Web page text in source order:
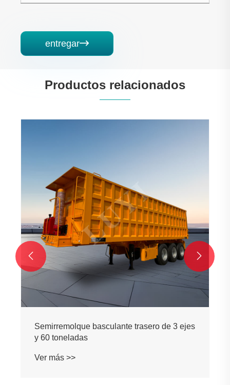
entregar
Productos relacionados
trasero de 3 ejes
 